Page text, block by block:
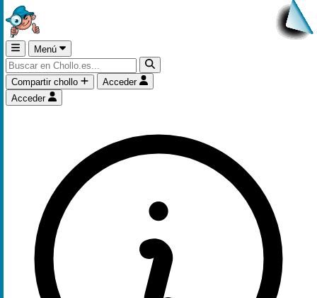
Menú
Compartir chollo
Acceder
Acceder